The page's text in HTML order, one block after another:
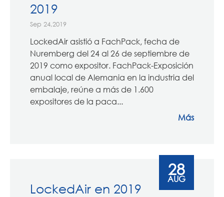
2019
Sep 24,2019
LockedAir asistió a FachPack, fecha de
Nuremberg del 24 al 26 de septiembre de
2019 como expositor. FachPack-Exposición
anual local de Alemania en la industria del
embalaje, reúne a más de 1.600
expositores de la paca...
Más
LockedAir en 2019
28
AUG